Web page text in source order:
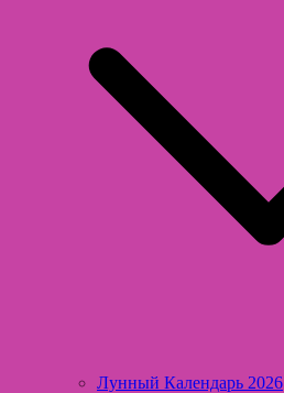
Лунный Календарь 2026